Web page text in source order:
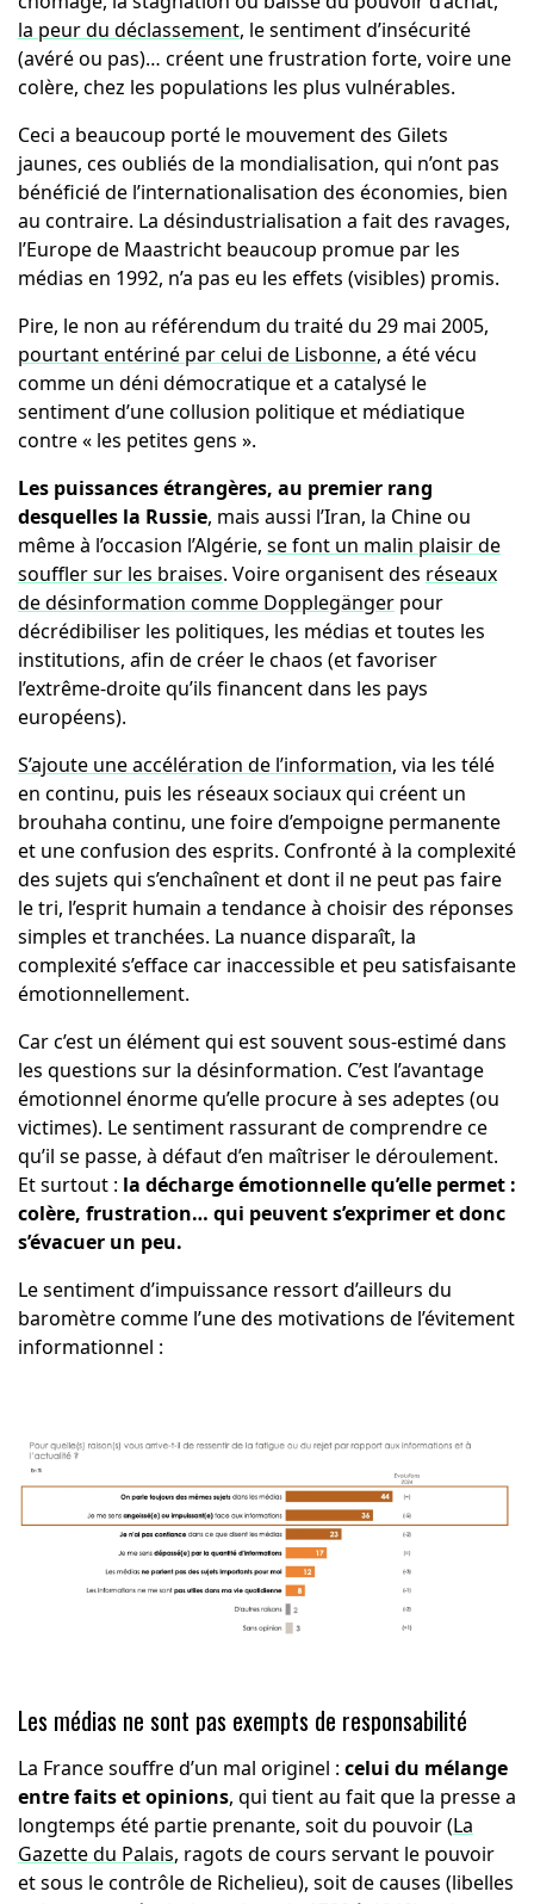
la peur du déclassement, le sentiment d’insécurité
(avéré ou pas)… créent une frustration forte, voire une
colère, chez les populations les plus vulnérables.
Ceci a beaucoup porté le mouvement des Gilets
jaunes, ces oubliés de la mondialisation, qui n’ont pas
bénéficié de l’internationalisation des économies, bien
au contraire. La désindustrialisation a fait des ravages,
l’Europe de Maastricht beaucoup promue par les
médias en 1992, n’a pas eu les effets (visibles) promis.
Pire, le non au référendum du traité du 29 mai 2005,
pourtant entériné par celui de Lisbonne, a été vécu
comme un déni démocratique et a catalysé le
sentiment d’une collusion politique et médiatique
contre « les petites gens ».
Les puissances étrangères, au premier rang
desquelles la Russie, mais aussi l’Iran, la Chine ou
même à l’occasion l’Algérie, se font un malin plaisir de
souffler sur les braises. Voire organisent des réseaux
de désinformation comme Dopplegängerpour
décrédibiliser les politiques, les médias et toutes les
institutions, afin de créer le chaos (et favoriser
l’extrême-droite qu’ils financent dans les pays
européens).
S’ajoute une accélération de l’information, via les télé
en continu, puis les réseaux sociaux qui créent un
brouhaha continu, une foire d’empoigne permanente
et une confusion des esprits. Confronté à la complexité
des sujets qui s’enchaînent et dont il ne peut pas faire
le tri, l’esprit humain a tendance à choisir des réponses
simples et tranchées. La nuance disparaît, la
complexité s’efface car inaccessible et peu satisfaisante
émotionnellement.
Car c’est un élément qui est souvent sous-estimé dans
les questions sur la désinformation. C’est l’avantage
émotionnel énorme qu’elle procure à ses adeptes (ou
victimes). Le sentiment rassurant de comprendre ce
qu’il se passe, à défaut d’en maîtriser le déroulement.
Et surtout : la décharge émotionnelle qu’elle permet :
colère, frustration… qui peuvent s’exprimer et donc
s’évacuer un peu.
Le sentiment d’impuissance ressort d’ailleurs du
baromètre comme l’une des motivations de l’évitement
informationnel :
Les médias ne sont pas exempts de responsabilité
La France souffre d’un mal originel : celui du mélange
entre faits et opinions, qui tient au fait que la presse a
longtemps été partie prenante, soit du pouvoir (La
Gazette du Palais, ragots de cours servant le pouvoir
et sous le contrôle de Richelieu), soit de causes (libelles